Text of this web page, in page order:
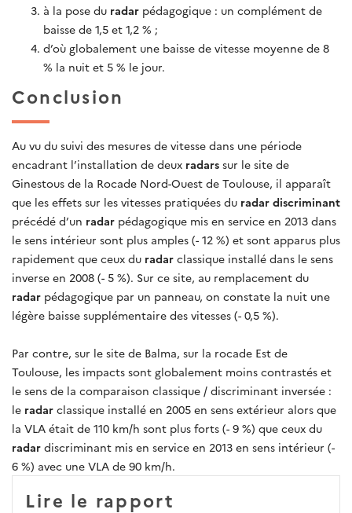
à la pose du radar pédagogique : un complément de
baisse de 1,5 et 1,2 % ;
d’où globalement une baisse de vitesse moyenne de 8
% la nuit et 5 % le jour.
Conclusion
Au vu du suivi des mesures de vitesse dans une période
encadrant l’installation de deux radars sur le site de
Ginestous de la Rocade Nord-Ouest de Toulouse, il apparaît
que les effets sur les vitesses pratiquées du radar discriminant
précédé d’un radar pédagogique mis en service en 2013 dans
le sens intérieur sont plus amples (- 12 %) et sont apparus plus
rapidement que ceux du radar classique installé dans le sens
inverse en 2008 (- 5 %). Sur ce site, au remplacement du
radar pédagogique par un panneau, on constate la nuit une
légère baisse supplémentaire des vitesses (- 0,5 %).
Par contre, sur le site de Balma, sur la rocade Est de
Toulouse, les impacts sont globalement moins contrastés et
le sens de la comparaison classique / discriminant inversée :
le radar classique installé en 2005 en sens extérieur alors que
la VLA était de 110 km/h sont plus forts (- 9 %) que ceux du
radar discriminant mis en service en 2013 en sens intérieur (-
6 %) avec une VLA de 90 km/h.
Lire le rapport